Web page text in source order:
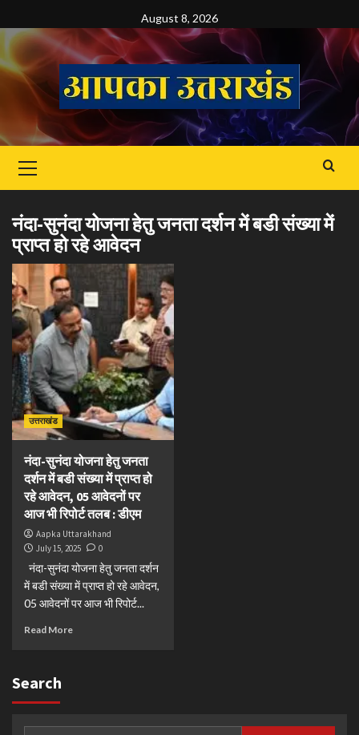
to
content
August 8, 2026
Menu
नंदा-सुनंदा योजना हेतु जनता दर्शन में बडी संख्या में
प्राप्त हो रहे आवेदन
उत्तराखंड
नंदा-सुनंदा योजना हेतु जनता
दर्शन में बडी संख्या में प्राप्त हो
रहे आवेदन, 05 आवेदनों पर
आज भी रिपोर्ट तलब : डीएम
Aapka Uttarakhand
July 15, 2025
0
नंदा-सुनंदा योजना हेतु जनता दर्शन
में बडी संख्या में प्राप्त हो रहे आवेदन,
05 आवेदनों पर आज भी रिपोर्ट...
Read More
Search